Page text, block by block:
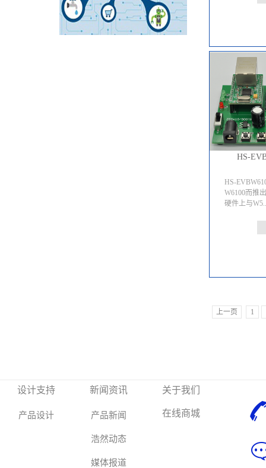
主控芯片
MCU。
HS-
HS-
W6100而推
硬件上与
100S全部
司应用最广
换速率。同
硬件电路的
上一页 1
设计支持
产品设计
新闻资讯
产品新闻
浩然动态
媒体报道
关于我们
在线商城